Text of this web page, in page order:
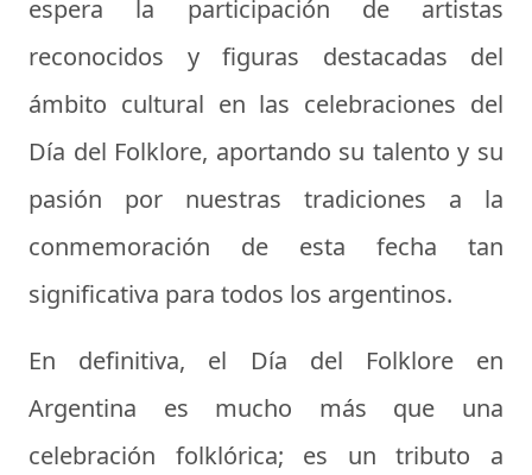
espera la participación de artistas
reconocidos y figuras destacadas del
ámbito cultural en las celebraciones del
Día del Folklore, aportando su talento y su
pasión por nuestras tradiciones a la
conmemoración de esta fecha tan
significativa para todos los argentinos.
En definitiva, el Día del Folklore en
Argentina es mucho más que una
celebración folklórica; es un tributo a